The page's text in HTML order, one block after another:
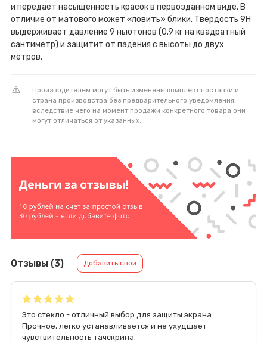
и передает насыщенность красок в первозданном виде. В
отличие от матового может «ловить» блики. Твердость 9H
выдерживает давление 9 ньютонов (0.9 кг на квадратный
сантиметр) и защитит от падения с высоты до двух
метров.
Производителем могут быть изменены комплект поставки и
страна производства без предварительного уведомления,
вследствие чего на момент продажи конкретного товара они
могут отличаться от указанных.
Отзывы (3) Добавить свой
Это стекло - отличный выбор для защиты экрана.
Прочное, легко устанавливается и не ухудшает
чувствительность тачскрина.